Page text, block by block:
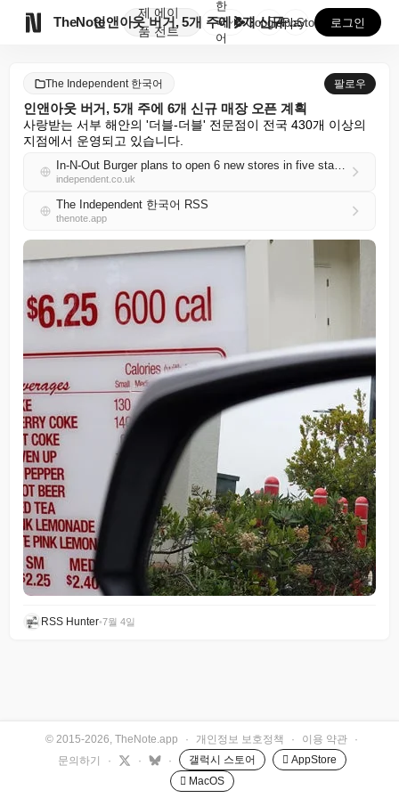
TheNote
제
품
에이
전트
인앤아웃 버거, 5개 주에 6개 신규 매장 오픈 계획
한
국
어
GooglePlay
AppStore 로그인
The Independent 한국어 팔로우
인앤아웃 버거, 5개 주에 6개 신규 매장 오픈 계획
사랑받는 서부 해안의 '더블-더블' 전문점이 전국 430개 이상의
지점에서 운영되고 있습니다.
In-N-Out Burger plans to open 6 new stores in five states
independent.co.uk
The Independent 한국어 RSS
thenote.app
RSS Hunter•7월 4일
© 2015-2026, TheNote.app · 개인정보 보호정책 · 이용 약관
·
문의하기
· · · 갤럭시 스토어
 AppStore
 MacOS